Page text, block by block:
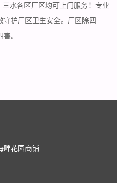
水各区厂区均可上门服务！专业
守护厂区卫生安全。厂区除四
。
畔花园商铺